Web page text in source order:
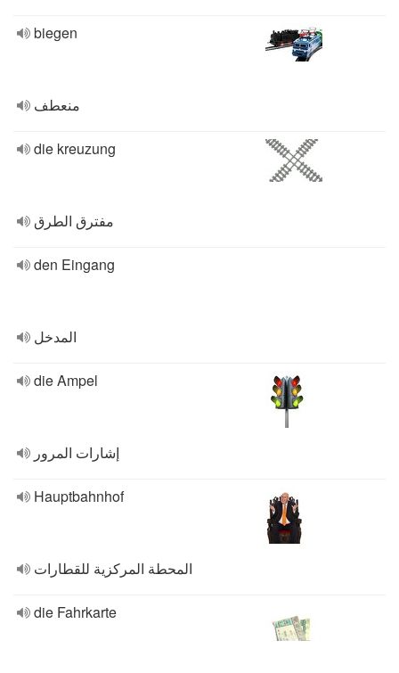
biegen
منعطف
die kreuzung
مفترق الطرق
den Eingang
المدخل
die Ampel
إشارات المرور
Hauptbahnhof
المحطة المركزية للقطارات
die Fahrkarte